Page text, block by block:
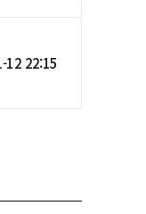
12 22:15